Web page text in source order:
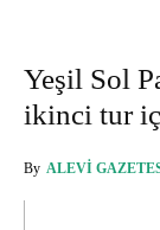
Yeşil Sol
ikinci tur
By ALEVI